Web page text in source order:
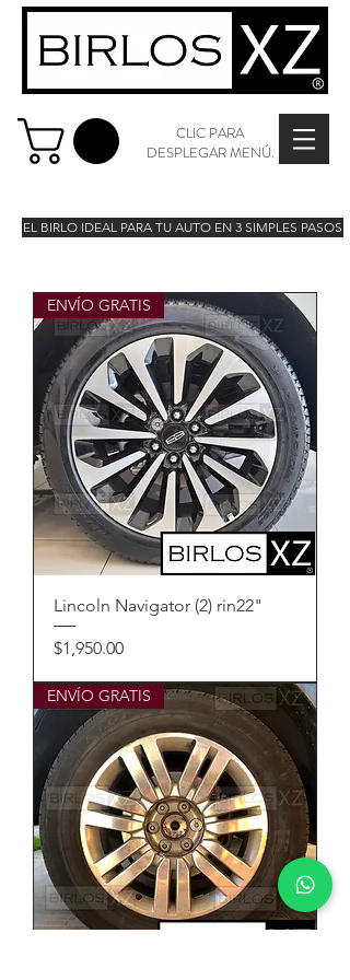
CLIC PARA
DESPLEGAR MENÚ.
EL BIRLO IDEAL PARA TU AUTO EN 3 SIMPLES PASOS
ENVÍO GRATIS
Lincoln Navigator (2) rin22"
Precio
$1,950.00
ENVÍO GRATIS